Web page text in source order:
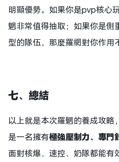
明顯優勢。如果你是pvp核心
魍非常值得抽取；如果你是側
型的隊伍，那麼羅網對你作用
七、總結
以上就是本次羅魍的養成攻略
是一名擁有極強壓制力、 專門
面對核爆、速控、奶隊都能有